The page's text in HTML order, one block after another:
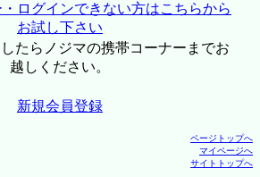
ログインできない方はこちらから
お試し下さい
たらノジマの携帯コーナーまでお
越しください。
新規会員登録
ページトップへ
マイページへ
サイトトップへ